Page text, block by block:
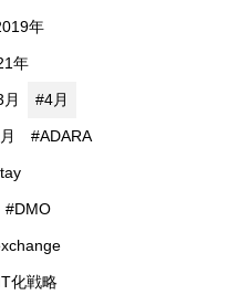
年
年
月 4月
ADARA
DMO
化戦略